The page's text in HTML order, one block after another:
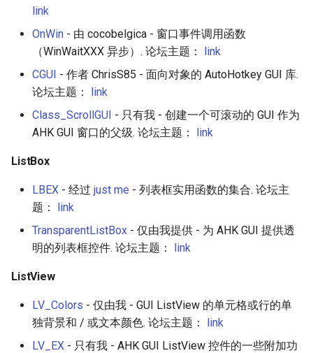
Magento 2
TikZ
Neuroscience
Ad-Free
Esolangs
Prometheus
放弃版权
link
OnWin - 由 cocobelgica - 窗口事件调用函数
（WinWaitXXX 异步）. 论坛主题： link
CGUI - 作者 ChrisS85 - 面向对象的 AutoHotkey GUI 库.
论坛主题： link
Class_ScrollGUI - 只有我 - 创建一个可滚动的 GUI 作为
AHK GUI 窗口的父级. 论坛主题： link
ListBox
LBEX - 经过 just me - 列表框实用函数的集合. 论坛主
题： link
TransparentListBox - 仅由我提供 - 为 AHK GUI 提供透
明的列表框控件. 论坛主题： link
ListView
LV_Colors - 仅由我 - GUI ListView 的单元格或行的单
独背景和 / 或文本颜色. 论坛主题： link
LV_EX - 只有我 - AHK GUI ListView 控件的一些附加功